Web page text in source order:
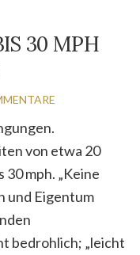
30 MPH
von etwa 20
30 mph. „Keine
und Eigentum
bedrohlich; „leicht